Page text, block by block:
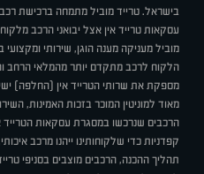
בישראל. טרייד מוביל מתמחה ברכישת
עסקאות טרייד אין אצל יבואני הרכב
מוביל מעניקה מענה הוגן, שירותי
הלקוח לרכב מתקדם יותר מהמלאי הרחב
מספקת את שרותי הטרייד אין (החלפה)
מאוד למוניטין המוכר בזכות האמינות,
הרכבים שנרכשו במסגרת עסקאות הטרייד
קפדניות כדי שלקוחותינו ייהנו מרכב
תהליך ההכנה, הרכבים מוצבים בסניפי